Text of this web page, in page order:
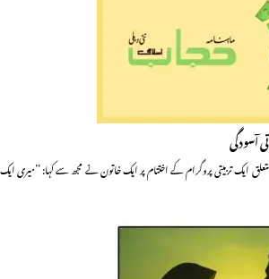
آسودگی
ایک تربیتی پروگرام کے اختتام پر ایک خاتون نے مجھ سے کہا: ’’میری ایک